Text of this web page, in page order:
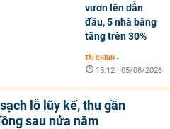
vươn lên dẫn
đầu, 5 nhà băng
tăng trên 30%
TÀI CHÍNH -
15:12 | 05/08/2026
lỗ lũy kế, thu gần
sau nửa năm